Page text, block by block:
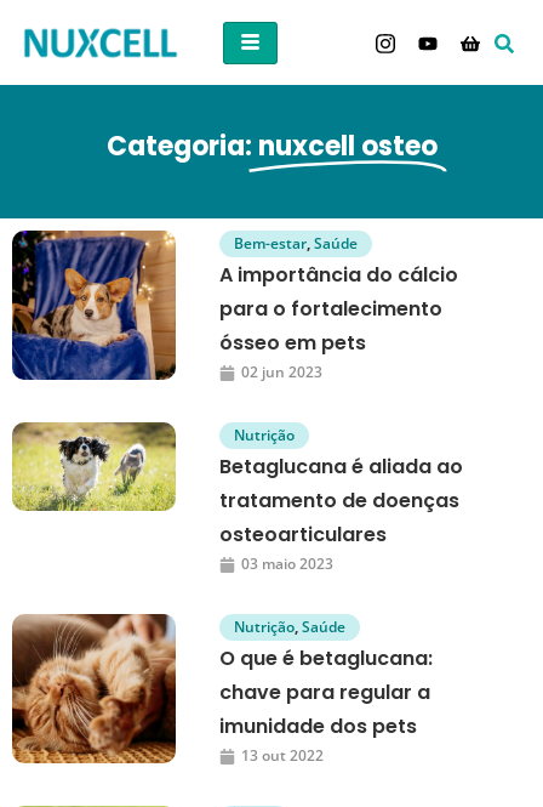
Categoria: nuxcell osteo
Bem-estar,Saúde
A importância do cálcio
para o fortalecimento
ósseo em pets
02 jun 2023
Nutrição
Betaglucana é aliada ao
tratamento de doenças
osteoarticulares
03 maio 2023
Nutrição,Saúde
O que é betaglucana:
chave para regular a
imunidade dos pets
13 out 2022